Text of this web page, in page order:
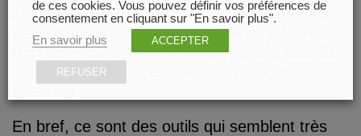
lors que nous sortons des sentiers battus, il
s’agit d’affronter une paramétrie très, voire
trop libre, qui offre certes une grande flexibilité
mais qui nécessite encore une grande
En bref, ce sont des outils qui semblent très
de ces cookies. Vous pouvez définir vos préférences de
consentement en cliquant sur "En savoir plus".
En savoir plus
ACCEPTER
REFUSER